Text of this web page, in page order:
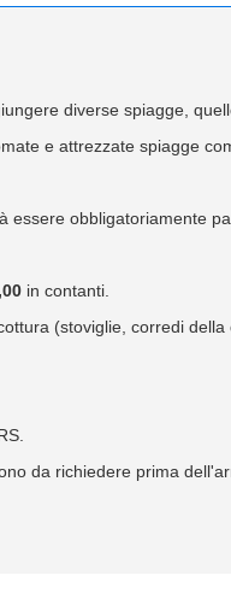
diverse spiagge,
e attrezzate spiagge
essere obbligatoriamente
in contanti.
(stoviglie, corredi
da richiedere prima